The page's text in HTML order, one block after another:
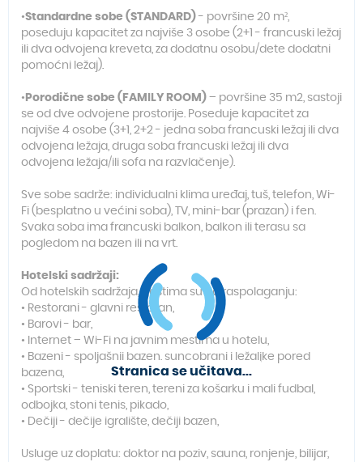
•Standardne sobe (STANDARD) - površine 20 m²,
poseduju kapacitet za najviše 3 osobe (2+1 - francuski ležaj
ili dva odvojena kreveta, za dodatnu osobu/dete dodatni
pomoćni ležaj).
• Porodične sobe (FAMILY ROOM) – površine 35 m2, sastoji
se od dve odvojene prostorije. Poseduje kapacitet za
najviše 4 osobe (3+1, 2+2 - jedna soba francuski ležaj ili dva
odvojena ležaja, druga soba francuski ležaj ili dva
odvojena ležaja/ili sofa na razvlačenje).
Sve sobe sadrže: individualni klima uređaj, tuš, telefon, Wi-
Fi (besplatno u većini soba), TV, mini-bar (prazan) i fen.
Svaka soba ima francuski balkon, balkon ili terasu sa
pogledom na bazen ili na vrt.
Hotelski sadržaji:
Od hotelskih sadržaja, gostima su na raspolaganju:
• Restorani - glavni restoran,
• Barovi - bar,
• Internet – Wi-Fi na javnim mestima u hotelu,
• Bazeni - spoljašnji bazen, suncobrani i ležaljke pored
bazena,
• Sportski - teniski teren, tereni za košarku i mali fudbal,
odbojka, stoni tenis, pikado,
• Dečiji - dečije igralište, dečiji bazen,
Usluge uz doplatu: doktor na poziv, sauna, ronjenje, bilijar,
Stranica se učitava...